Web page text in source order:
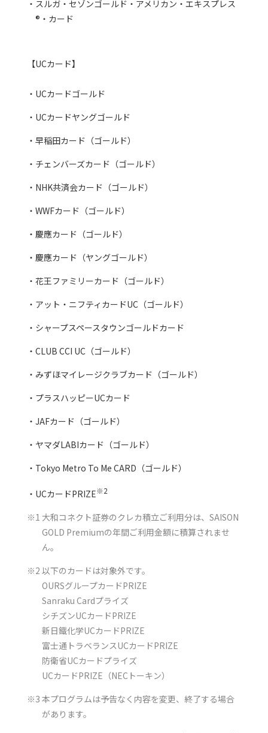
スルガ・セゾンゴールド・アメリカン・エキスプレス
®・カード
【UCカード】
UCカードゴールド
UCカードヤングゴールド
早稲田カード（ゴールド）
チェンバーズカード（ゴールド）
NHK共済会カード（ゴールド）
WWFカード（ゴールド）
慶應カード（ゴールド）
慶應カード（ヤングゴールド）
花王ファミリーカード（ゴールド）
アット・ニフティカードUC（ゴールド）
シャープスペースタウンゴールドカード
CLUB CCI UC（ゴールド）
みずほマイレージクラブカード（ゴールド）
プラスハッピーUCカード
JAFカード（ゴールド）
ヤマダLABIカード（ゴールド）
Tokyo Metro To Me CARD（ゴールド）
UCカードPRIZE※2
※1 大和コネクト証券のクレカ積立ご利用分は、SAISON
GOLD Premiumの年間ご利用金額に積算されませ
ん。
※2 以下のカードは対象外です。
OURSグループカードPRIZE
Sanraku Cardプライズ
シチズンUCカードPRIZE
新日鐵化学UCカードPRIZE
富士通トラベランスUCカードPRIZE
防衛省UCカードプライズ
UCカードPRIZE（NECトーキン）
※3 本プログラムは予告なく内容を変更、終了する場合
があります。